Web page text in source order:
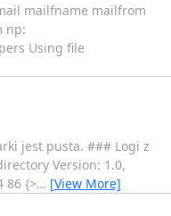
mailfname mailfrom
np:
Using file
jest pusta. ### Logi z
Version: 1.0,
86 {>… [View More]